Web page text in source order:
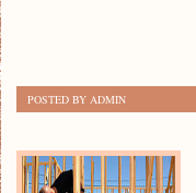
POSTED BY ADMIN